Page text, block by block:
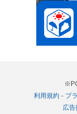
利用規約 - プ
広告